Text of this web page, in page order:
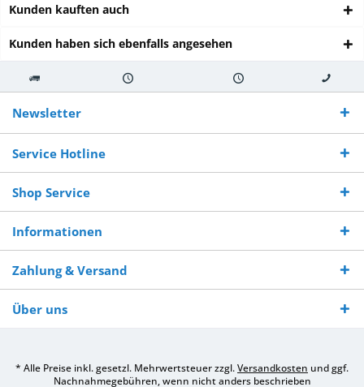
Kunden kauften auch
Kunden haben sich ebenfalls angesehen
Kostenloser
Versand ab €
250,-
Versand innerhalb von Versand von So erreichen
Sie uns 0160
970 511 90
Newsletter
Service Hotline
Shop Service
Informationen
Zahlung & Versand
Über uns
* Alle Preise inkl. gesetzl. Mehrwertsteuer zzgl.Versandkosten und ggf.
Nachnahmegebühren, wenn nicht anders beschrieben